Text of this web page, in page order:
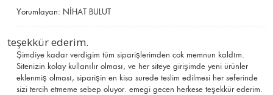
Yorumlayan: NİHAT BULUT
teşekkür ederim.
Şimdiye kadar verdigim tüm siparişlerimden cok memnun kaldım.
Sitenizin kolay kullanılır olması, ve her siteye girişimde yeni ürünler
eklenmiş olması, siparişin en kisa surede teslim edilmesi her seferinde
sizi tercih etmeme sebep oluyor. emegi gecen herkese teşekkür ederim.